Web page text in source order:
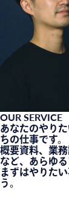
OUR SERVICE
あなたのやり
ちの仕事です。
概要資料、業
など、あらゆ
まずはやりた
う。